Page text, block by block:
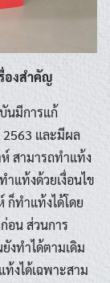
องสำคัญ
นมีการแก้
2563 และมีผล
สามารถทำแท้ง
ำแท้งด้วยเงื่อนไข
ก็ทำแท้งได้โดย
อน ส่วนการ
งทำได้ตามเดิม
งได้เฉพาะสาม